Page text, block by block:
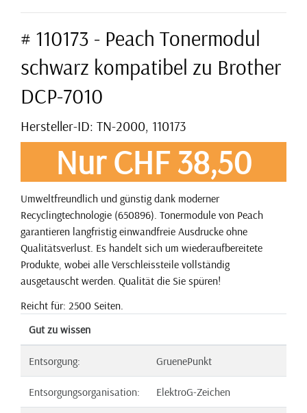
# 110173 - Peach Tonermodul
schwarz kompatibel zu Brother
DCP-7010
Hersteller-ID: TN-2000, 110173
Nur CHF 38,50
Umweltfreundlich und günstig dank moderner
Recyclingtechnologie (650896). Tonermodule von Peach
garantieren langfristig einwandfreie Ausdrucke ohne
Qualitätsverlust. Es handelt sich um wiederaufbereitete
Produkte, wobei alle Verschleissteile vollständig
ausgetauscht werden. Qualität die Sie spüren!
Reicht für: 2500 Seiten.
Gut zu wissen
Entsorgung: GruenePunkt
Entsorgungsorganisation: ElektroG-Zeichen